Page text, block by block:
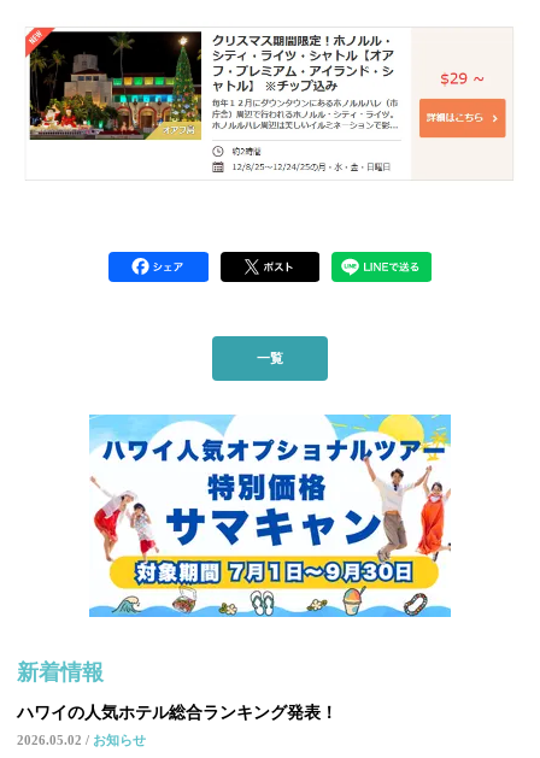
一覧
新着情報
ハワイの人気ホテル総合ランキング発表！
2026.05.02 お知らせ